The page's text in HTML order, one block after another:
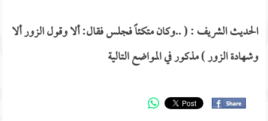
الحديث الشريف : ( ..وكان متكئاً فجلس فقال: ألا وقول الزور ألا
وشهادة الزور ) مذكور في المواضع التالية